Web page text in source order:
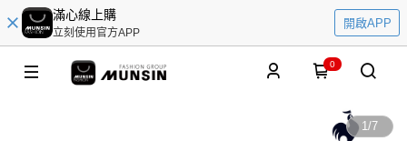
滿心線上購
立刻使用官方APP
開啟APP
0
1/7